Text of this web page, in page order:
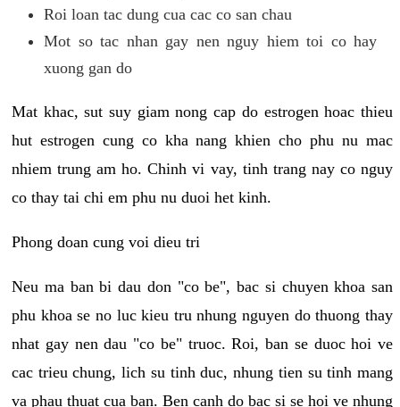
Roi loan tac dung cua cac co san chau
Mot so tac nhan gay nen nguy hiem toi co hay
xuong gan do
Mat khac, sut suy giam nong cap do estrogen hoac thieu
hut estrogen cung co kha nang khien cho phu nu mac
nhiem trung am ho. Chinh vi vay, tinh trang nay co nguy
co thay tai chi em phu nu duoi het kinh.
Phong doan cung voi dieu tri
Neu ma ban bi dau don "co be", bac si chuyen khoa san
phu khoa se no luc kieu tru nhung nguyen do thuong thay
nhat gay nen dau "co be" truoc. Roi, ban se duoc hoi ve
cac trieu chung, lich su tinh duc, nhung tien su tinh mang
va phau thuat cua ban. Ben canh do bac si se hoi ve nhung